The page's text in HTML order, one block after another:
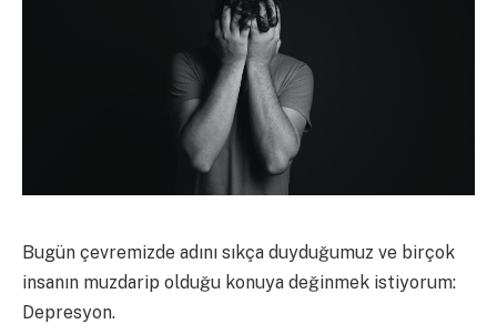
Bugün çevremizde adını sıkça duyduğumuz ve birçok
insanın muzdarip olduğu konuya değinmek istiyorum:
Depresyon.